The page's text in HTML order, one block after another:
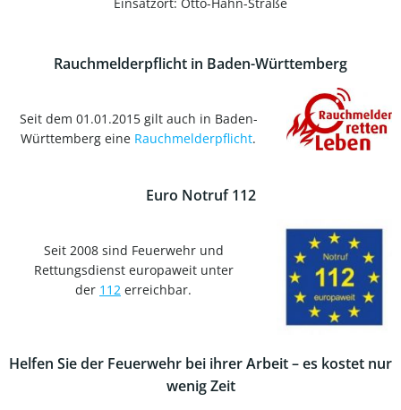
Rauchmelderpflicht in Baden-Württemberg
Seit dem 01.01.2015 gilt auch in Baden-
Württemberg eine Rauchmelderpflicht.
Euro Notruf 112
Seit 2008 sind Feuerwehr und
Rettungsdienst europaweit unter
der 112 erreichbar.
Helfen Sie der Feuerwehr bei ihrer Arbeit – es kostet nur
wenig Zeit